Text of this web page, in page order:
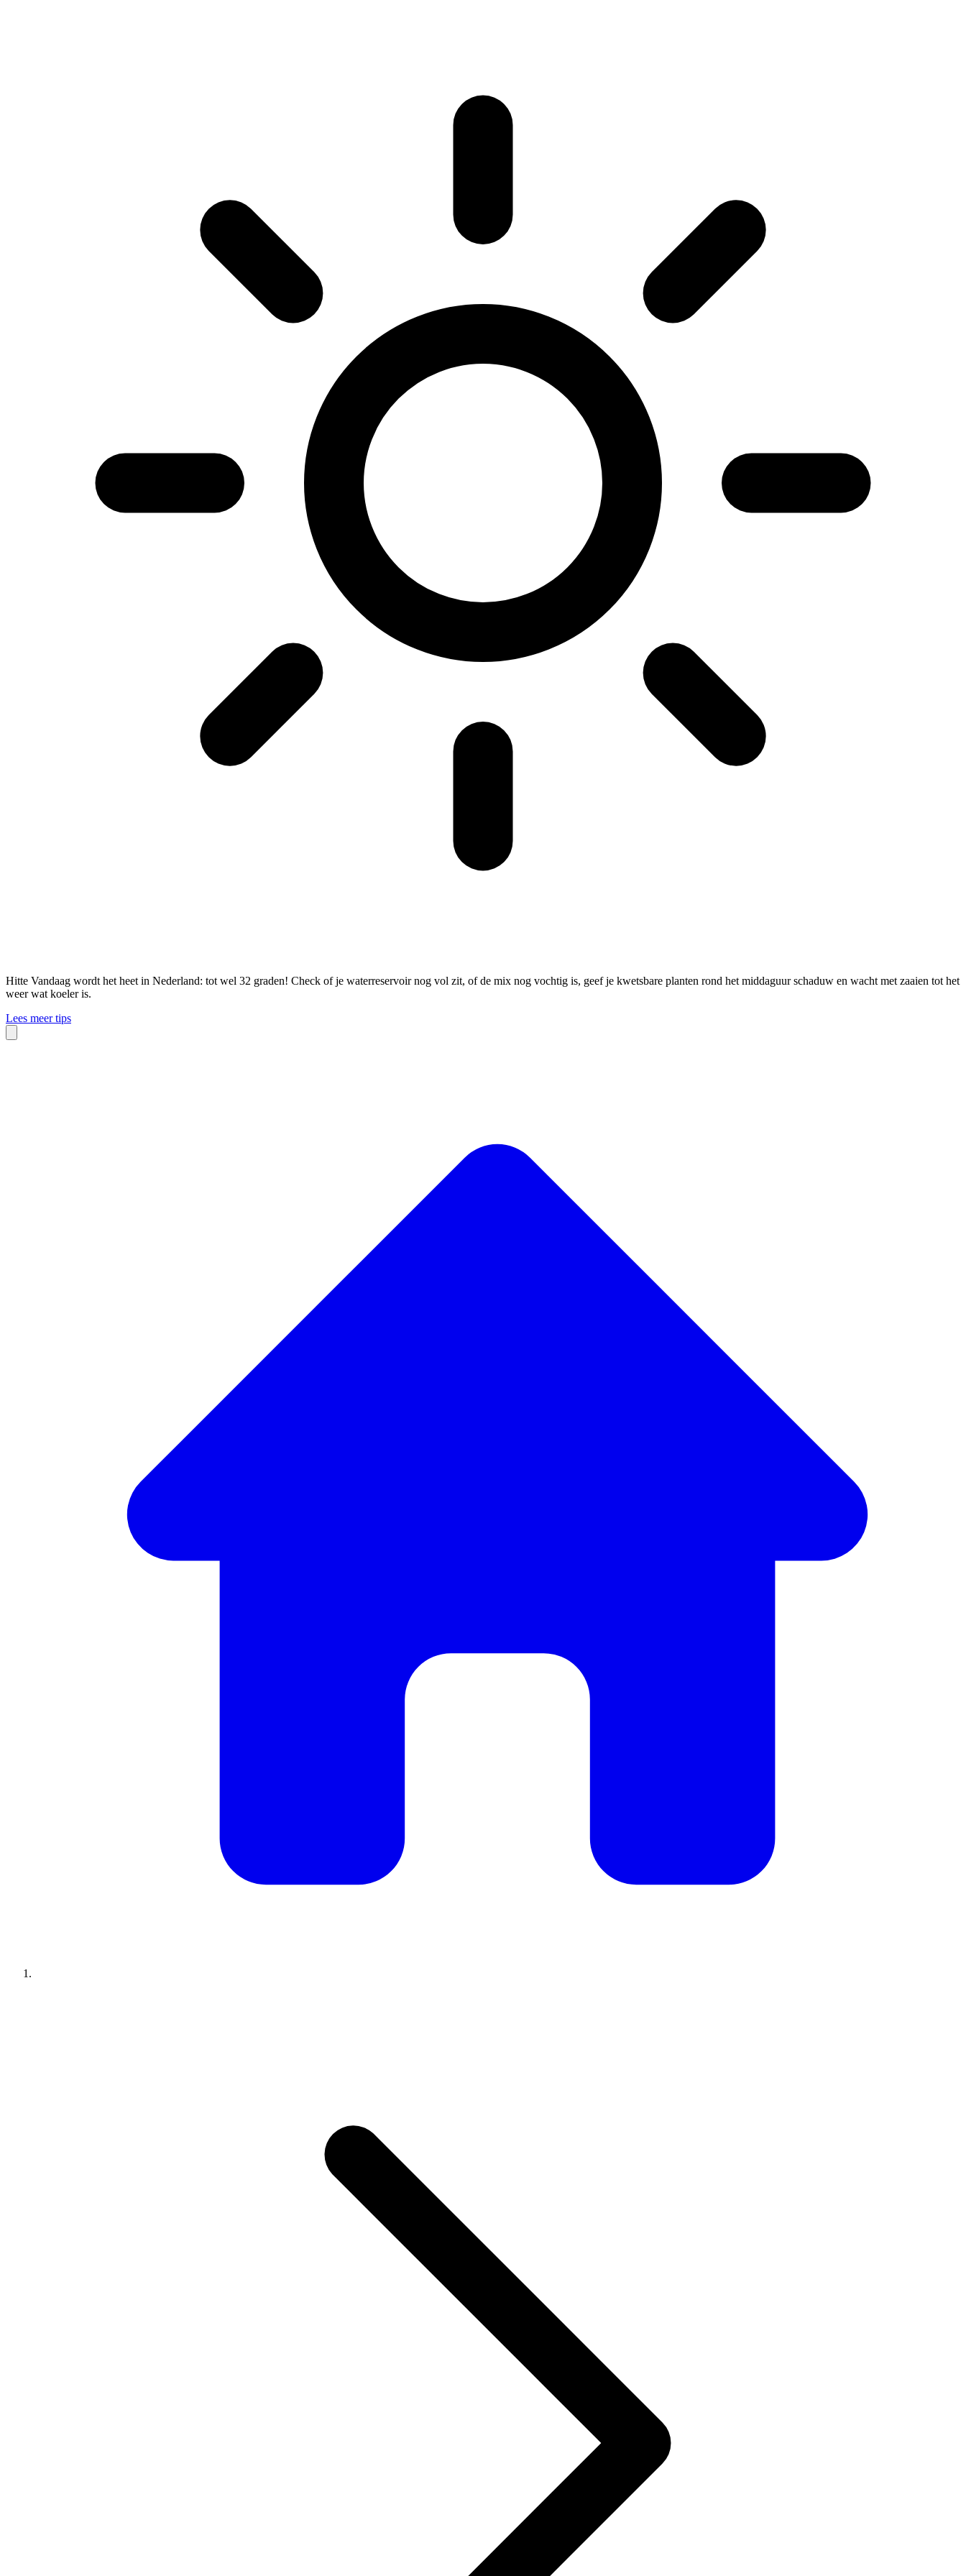
Hitte Vandaag wordt het heet in Nederland: tot wel 32 graden! Check of je waterreservoir nog vol zit, of de mix nog vochtig is, geef je kwetsbare planten rond het middaguur schaduw en wacht met zaaien tot het
weer wat koeler is.
Lees meer tips